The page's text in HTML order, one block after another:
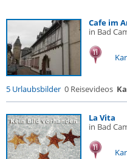
Cafe im
in Bad
5 Urlaubsbilder 0 Reisevideos
La Vita
in Bad